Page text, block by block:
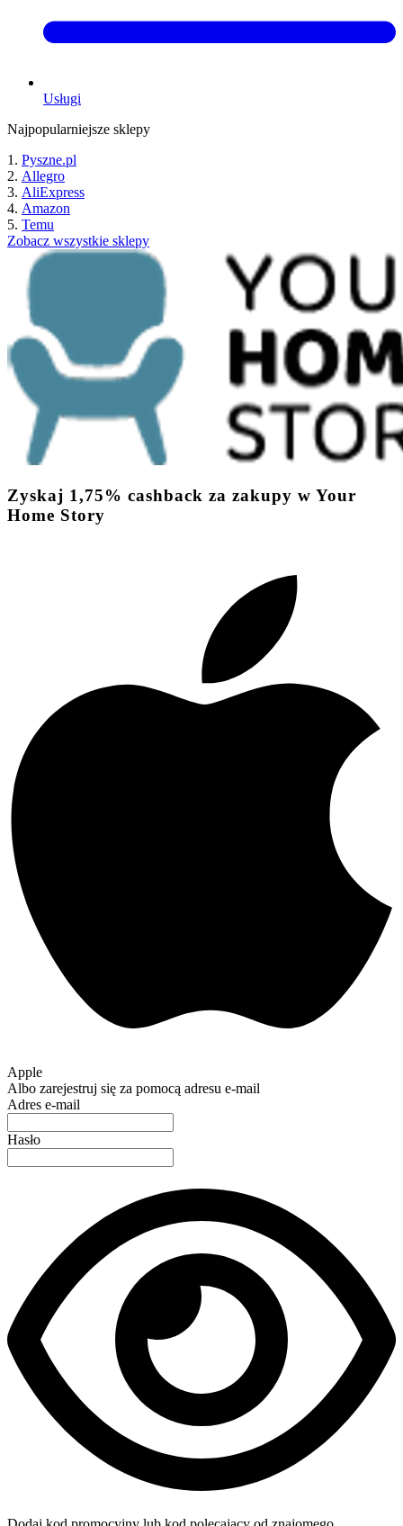
Usługi
Najpopularniejsze sklepy
Pyszne.pl
Allegro
AliExpress
Amazon
Temu
Zobacz wszystkie sklepy
Zyskaj 1,75% cashback za zakupy w Your
Home Story
Apple
Albo zarejestruj się za pomocą adresu e-mail
Adres e-mail
Hasło